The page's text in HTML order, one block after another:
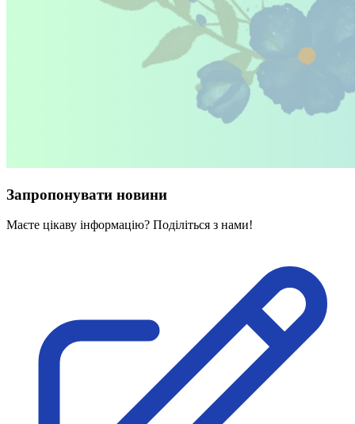
Запропонувати новини
Маєте цікаву інформацію? Поділіться з нами!